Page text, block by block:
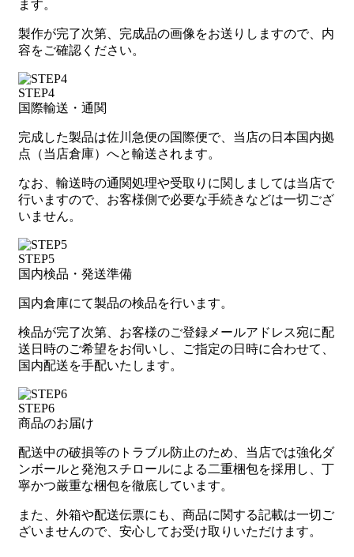
ます。
製作が完了次第、完成品の画像をお送りしますので、内
容をご確認ください。
STEP4
国際輸送・通関
完成した製品は佐川急便の国際便で、当店の日本国内拠
点（当店倉庫）へと輸送されます。
なお、輸送時の通関処理や受取りに関しましては当店で
行いますので、お客様側で必要な手続きなどは一切ござ
いません。
STEP5
国内検品・発送準備
国内倉庫にて製品の検品を行います。
検品が完了次第、お客様のご登録メールアドレス宛に配
送日時のご希望をお伺いし、ご指定の日時に合わせて、
国内配送を手配いたします。
STEP6
商品のお届け
配送中の破損等のトラブル防止のため、当店では強化ダ
ンボールと発泡スチロールによる二重梱包を採用し、丁
寧かつ厳重な梱包を徹底しています。
また、外箱や配送伝票にも、商品に関する記載は一切ご
ざいませんので、安心してお受け取りいただけます。